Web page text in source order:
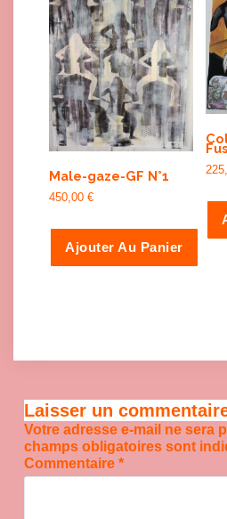
Male-gaze-GF N°1
450,00 €
Ajouter Au Panier
Laisser un
Votre adresse e-mail ne sera
champs obligatoires sont
Commentaire *